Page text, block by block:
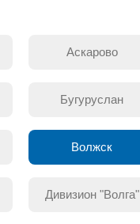
Аскарово
Бугуруслан
Волжск
Дивизион "Волга"